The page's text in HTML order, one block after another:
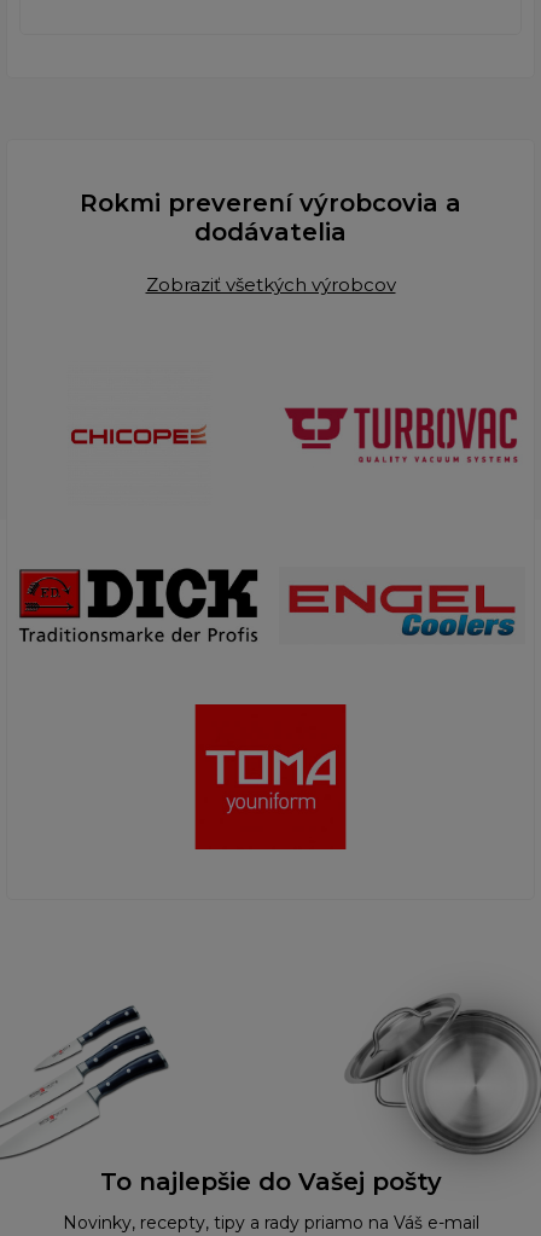
Rokmi preverení výrobcovia a
dodávatelia
Zobraziť všetkých výrobcov
To najlepšie do Vašej pošty
Novinky, recepty, tipy a rady priamo na Váš e-mail